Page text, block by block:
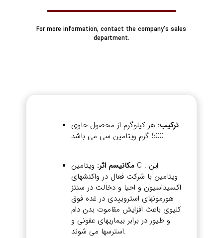
For more information, contact the company’s sales
department.
ترکیب: هر کیلوگرم از محصول حاوی
500 گرم ویتامین سی می باشد.
مکانیسم اثر: ویتامین C : این
ویتامین با شرکت فعال در واکنشهای
اکسیداسیون و احیا و دخالت در سنتز
هورمونهای استروییدی در غده فوق
کلیوی باعث افزایش مقاموت بدن دام
و طیور در برابر بیماریهای عفونی و
استرسها می شوند.